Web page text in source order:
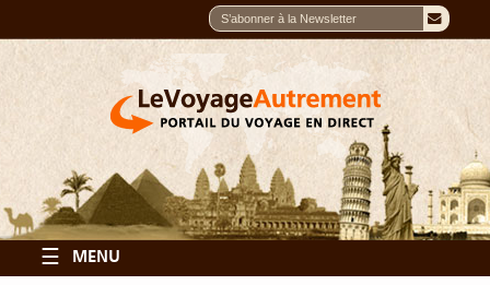
☰ MENU